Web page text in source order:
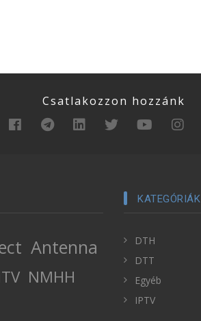
Csatlakozzon hozzánk
Antenna
NMHH
KATEGÓRIÁK
DTH
DTT
Egyéb
IPTV